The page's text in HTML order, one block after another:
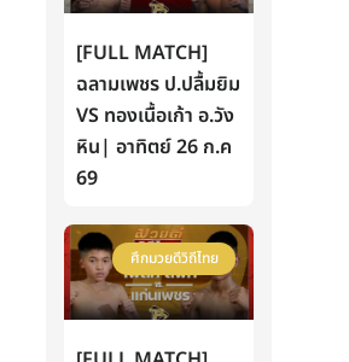
[FULL MATCH]
ฉลามเพชร ป.ปลื้มยิม
VS ทองเนื้อเก้า อ.วัง
หิน| อาทิตย์ 26 ก.ค
69
ศึกมวยดีวิถีไทย